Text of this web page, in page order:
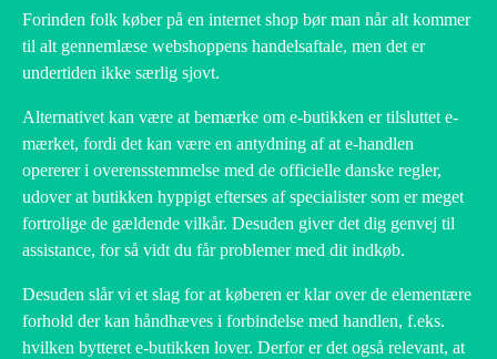
Forinden folk køber på en internet shop bør man når alt kommer
til alt gennemlæse webshoppens handelsaftale, men det er
undertiden ikke særlig sjovt.
Alternativet kan være at bemærke om e-butikken er tilsluttet e-
mærket, fordi det kan være en antydning af at e-handlen
opererer i overensstemmelse med de officielle danske regler,
udover at butikken hyppigt efterses af specialister som er meget
fortrolige de gældende vilkår. Desuden giver det dig genvej til
assistance, for så vidt du får problemer med dit indkøb.
Desuden slår vi et slag for at køberen er klar over de elementære
forhold der kan håndhæves i forbindelse med handlen, f.eks.
hvilken bytteret e-butikken lover. Derfor er det også relevant, at